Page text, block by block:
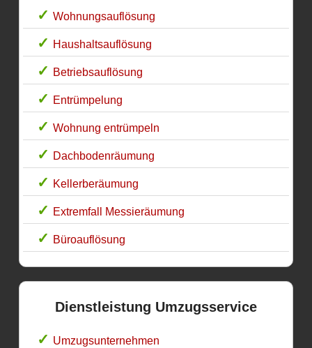
Wohnungsauflösung
Haushaltsauflösung
Betriebsauflösung
Entrümpelung
Wohnung entrümpeln
Dachbodenräumung
Kellerberäumung
Extremfall Messieräumung
Büroauflösung
Dienstleistung Umzugsservice
Umzugsunternehmen